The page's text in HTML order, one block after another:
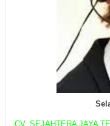
CV. SEJAHTERA JAYA